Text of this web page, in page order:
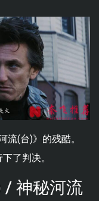
(台)》的残酷。
了判决。
/ 神秘河流